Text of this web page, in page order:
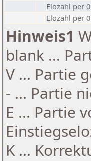
Elozahl per
Elozahl per
Hinweis1
blank ...
V ... Partie
- ... Partie
E ... Partie
K ...